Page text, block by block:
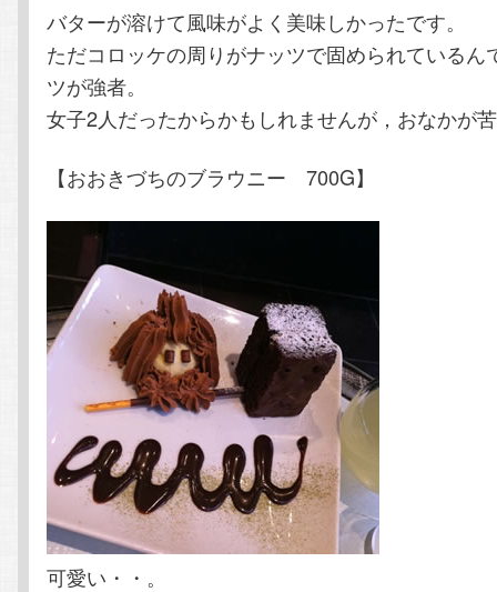
バターが溶けて風味がよく美味しかったです。
ただコロッケの周りがナッツで固められているん
ツが強者。
女子2人だったからかもしれませんが，おなかが
【おおきづちのブラウニー 700G】
可愛い・・。